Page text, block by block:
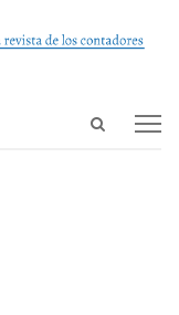
Open